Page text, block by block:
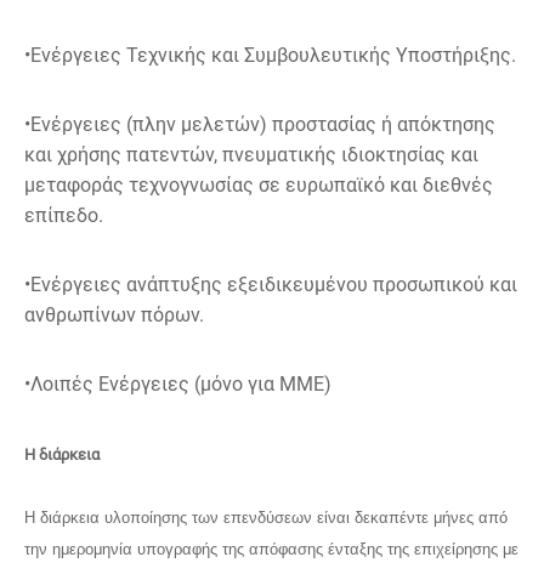
•Ενέργειες Τεχνικής και Συμβουλευτικής Υποστήριξης.
•Ενέργειες (πλην μελετών) προστασίας ή απόκτησης
και χρήσης πατεντών, πνευματικής ιδιοκτησίας και
μεταφοράς τεχνογνωσίας σε ευρωπαϊκό και διεθνές
επίπεδο.
•Ενέργειες ανάπτυξης εξειδικευμένου προσωπικού και
ανθρωπίνων πόρων.
•Λοιπές Ενέργειες (μόνο για ΜΜΕ)
Η διάρκεια
Η διάρκεια υλοποίησης των επενδύσεων είναι δεκαπέντε μήνες από
την ημερομηνία υπογραφής της απόφασης ένταξης της επιχείρησης με